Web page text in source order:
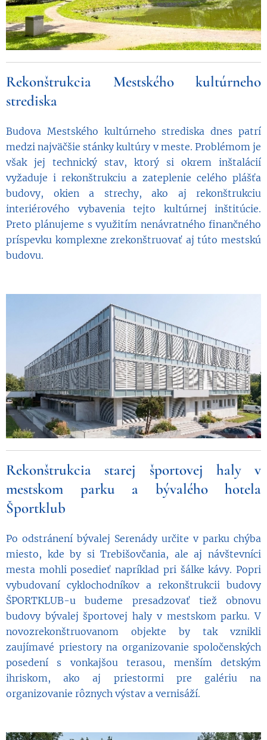
Rekonštrukcia Mestského kultúrneho
strediska
Budova Mestského kultúrneho strediska dnes patrí
medzi najväčšie stánky kultúry v meste. Problémom je
však jej technický stav, ktorý si okrem inštalácií
vyžaduje i rekonštrukciu a zateplenie celého plášťa
budovy, okien a strechy, ako aj rekonštrukciu
interiérového vybavenia tejto kultúrnej inštitúcie.
Preto plánujeme s využitím nenávratného finančného
príspevku komplexne zrekonštruovať aj túto mestskú
budovu.
Rekonštrukcia starej športovej haly v
mestskom parku a bývalého hotela
Športklub
Po odstránení bývalej Serenády určite v parku chýba
miesto, kde by si Trebišovčania, ale aj návštevníci
mesta mohli posedieť napríklad pri šálke kávy. Popri
vybudovaní cyklochodníkov a rekonštrukcii budovy
ŠPORTKLUB-u budeme presadzovať tiež obnovu
budovy bývalej športovej haly v mestskom parku. V
novozrekonštruovanom objekte by tak vznikli
zaujímavé priestory na organizovanie spoločenských
posedení s vonkajšou terasou, menším detským
ihriskom, ako aj priestormi pre galériu na
organizovanie rôznych výstav a vernisáží.